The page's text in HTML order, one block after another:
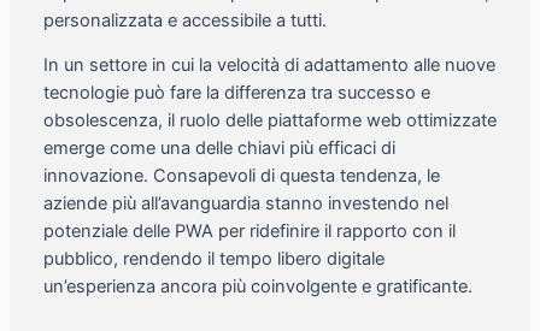
personalizzata e accessibile a tutti.
In un settore in cui la velocità di adattamento alle nuove
tecnologie può fare la differenza tra successo e
obsolescenza, il ruolo delle piattaforme web ottimizzate
emerge come una delle chiavi più efficaci di
innovazione. Consapevoli di questa tendenza, le
aziende più all’avanguardia stanno investendo nel
potenziale delle PWA per ridefinire il rapporto con il
pubblico, rendendo il tempo libero digitale
un’esperienza ancora più coinvolgente e gratificante.